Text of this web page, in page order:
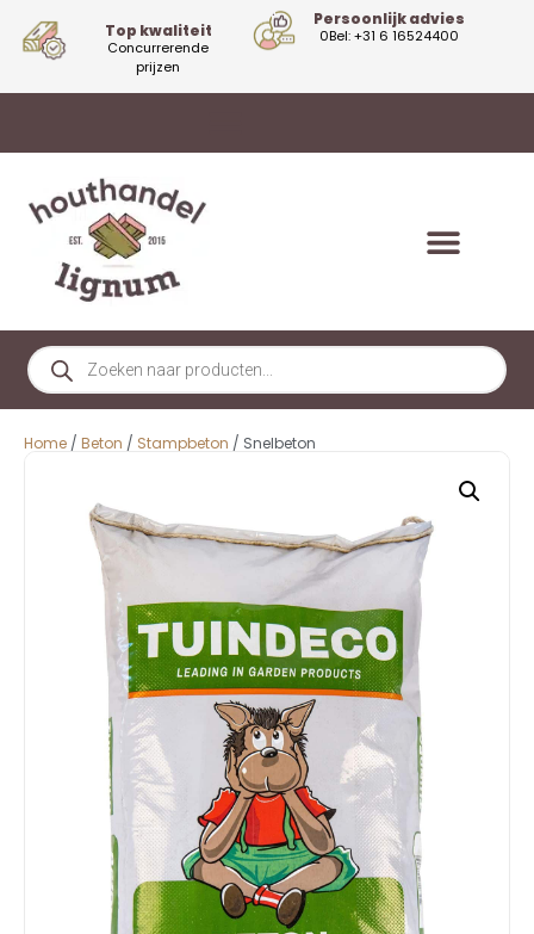
Top kwaliteit
Concurrerende
prijzen
Persoonlijk advies
0Bel: +31 6 16524400
Home / Beton / Stampbeton / Snelbeton